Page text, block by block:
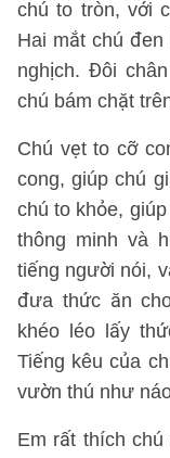
chú to tròn, với
Hai mắt chú
nghịch. Đôi
chú bám chặt
Chú vẹt to cỡ
cong, giúp chú
chú to khỏe,
thông minh và
tiếng người nói,
đưa thức ăn
khéo léo lấy
Tiếng kêu của
vườn thú như
Em rất thích